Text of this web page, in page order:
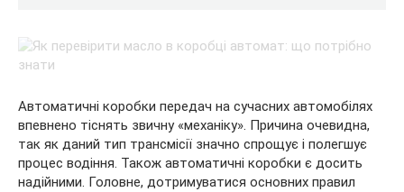
Автоматичні коробки передач на сучасних автомобілях
впевнено тіснять звичну «механіку». Причина очевидна,
так як даний тип трансмісії значно спрощує і полегшує
процес водіння. Також автоматичні коробки є досить
надійними. Головне, дотримуватися основних правил